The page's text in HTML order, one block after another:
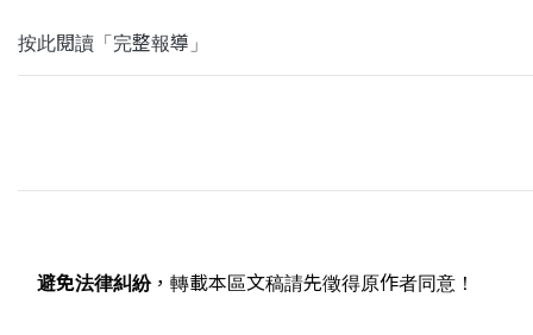
按此閱讀「完整報導」
避免法律糾紛，轉載本區文稿請先徵得原作者同意！